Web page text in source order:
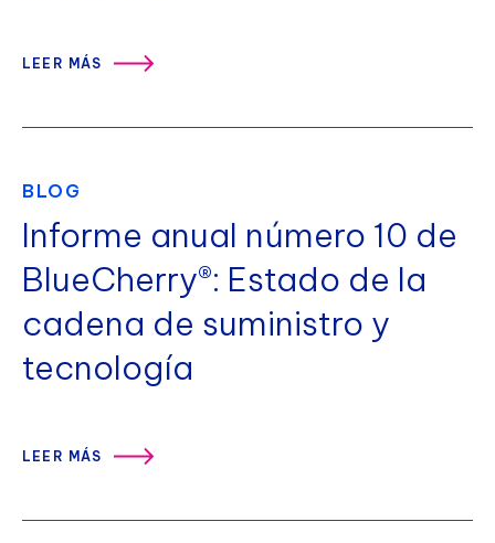
LEER MÁS
BLOG
Informe anual número 10 de
BlueCherry®: Estado de la
cadena de suministro y
tecnología
LEER MÁS